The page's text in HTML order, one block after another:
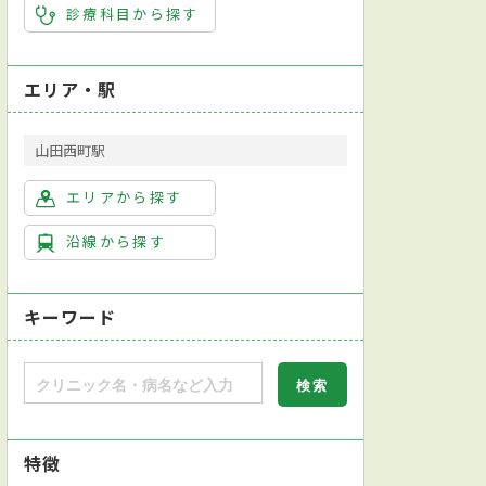
診療科目から探す
エリア・駅
山田西町駅
エリアから探す
沿線から探す
キーワード
特徴